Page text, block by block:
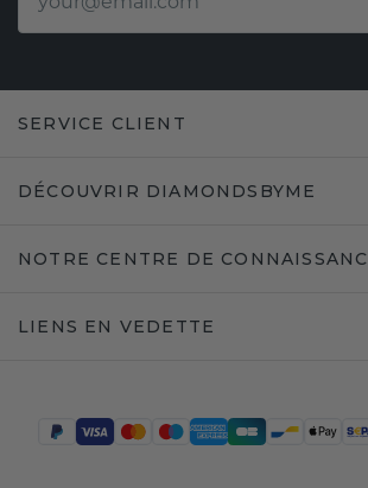
SERVICE CLIENT
DÉCOUVRIR DIAMONDSBYME
NOTRE CENTRE DE
LIENS EN VEDETTE